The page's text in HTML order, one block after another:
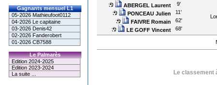
Gagnants mensuel L1
05-2026 Mathieufoot0112
04-2026 Le capitaine
03-2026 Denis42
02-2026 Fanderobert
01-2026 CB7588
Le Palmarès
Edition 2024-2025
Edition 2023-2024
La suite ...
ABERGEL Laurent
9'
PONCEAU Julien
11'
FAIVRE Romain
62'
LE GOFF Vincent
68'
Le classement